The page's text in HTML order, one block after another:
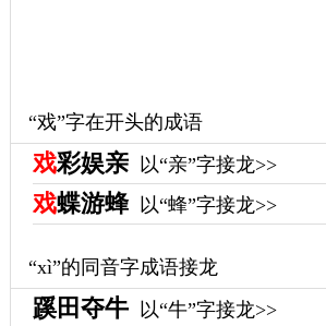
“戏”字在开头的成语
戏彩娱亲 以“亲”字接龙>>
戏蝶游蜂 以“蜂”字接龙>>
“xì”的同音字成语接龙
蹊田夺牛 以“牛”字接龙>>